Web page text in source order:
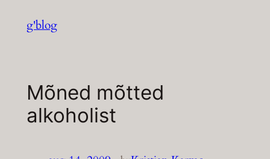
g'blog
Mõned mõtted
alkoholist